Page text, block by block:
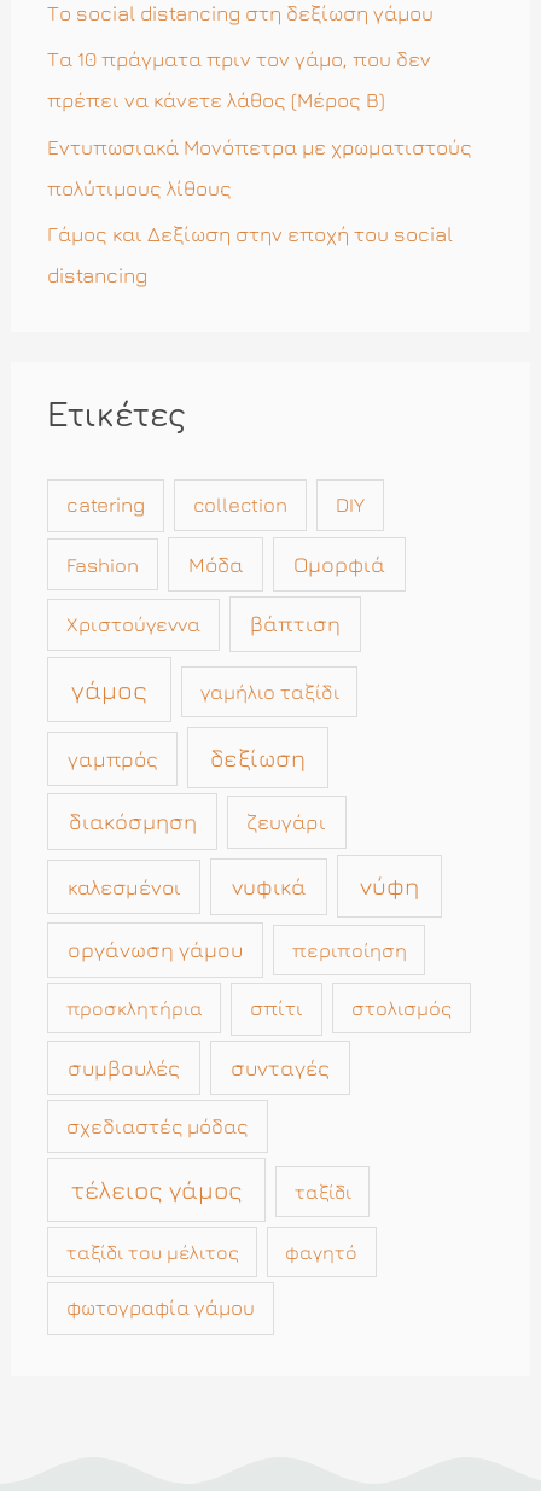
Το social distancing στη δεξίωση γάμου
Τα 10 πράγματα πριν τον γάμο, που δεν
πρέπει να κάνετε λάθος (Μέρος Β)
Εντυπωσιακά Μονόπετρα με χρωματιστούς
πολύτιμους λίθους
Γάμος και Δεξίωση στην εποχή του social
distancing
Ετικέτες
catering collection DIY
Fashion Μόδα Ομορφιά
Χριστούγεννα βάπτιση
γάμος γαμήλιο ταξίδι
γαμπρός δεξίωση
διακόσμηση ζευγάρι
καλεσμένοι νυφικά νύφη
οργάνωση γάμου περιποίηση
προσκλητήρια σπίτι στολισμός
συμβουλές συνταγές
σχεδιαστές μόδας
τέλειος γάμος ταξίδι
ταξίδι του μέλιτος φαγητό
φωτογραφία γάμου